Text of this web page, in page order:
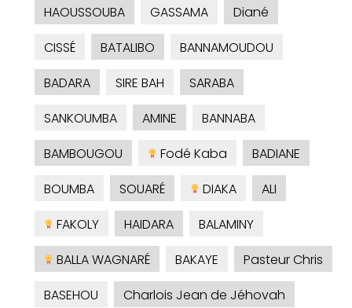
HAOUSSOUBA GASSAMA
Diané
CISSÉ
BATALIBO
BANNAMOUDOU
BADARA
SIRE BAH
SARABA
SANKOUMBA
AMINE
BANNABA
BAMBOUGOU
Fodé Kaba
BADIANE
BOUMBA
SOUARÉ DIAKA
ALI
FAKOLY
HAIDARA
BALAMINY
BALLA WAGNARÉ
BAKAYE
Pasteur Chris
BASEHOU
Charlois Jean de Jéhovah